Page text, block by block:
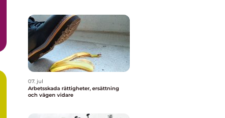
07. jul
Arbetsskada rättigheter, ersättning
och vägen vidare